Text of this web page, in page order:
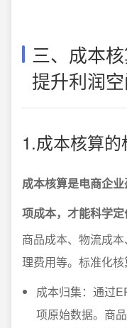
三、成本
提升利润
1.成本核算
成本核算是电商企
项成本，才能科学定
商品成本、物流成
理费用等。标准化核
成本归集：通过
项原始数据。商